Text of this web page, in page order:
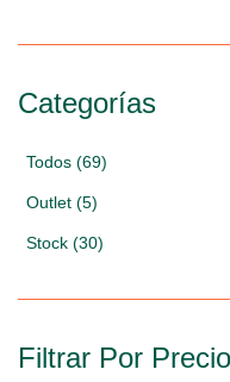
Categorías
Todos (69)
Outlet (5)
Stock (30)
Filtrar Por